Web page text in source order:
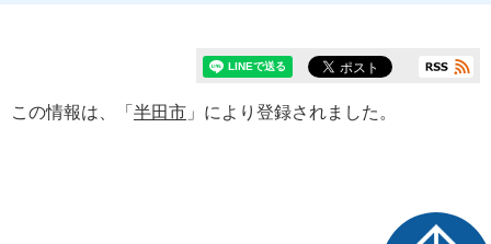
この情報は、「 半田市 」により登録されました。